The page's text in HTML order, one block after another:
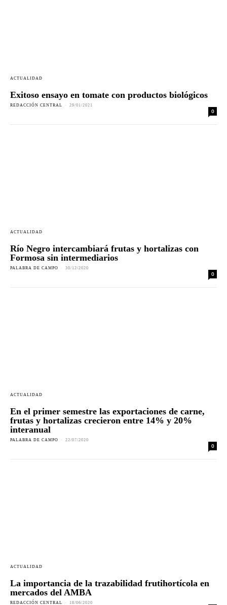
ACTUALIDAD
Exitoso ensayo en tomate con productos biológicos
REDACCIÓN CENTRAL - 29/01/2021
0
ACTUALIDAD
Río Negro intercambiará frutas y hortalizas con
Formosa sin intermediarios
PALABRA DE CAMPO - 30/12/2020
0
ACTUALIDAD
En el primer semestre las exportaciones de carne,
frutas y hortalizas crecieron entre 14% y 20%
interanual
PALABRA DE CAMPO - 22/07/2020
0
ACTUALIDAD
La importancia de la trazabilidad frutihortícola en
mercados del AMBA
REDACCIÓN CENTRAL - 18/06/2020